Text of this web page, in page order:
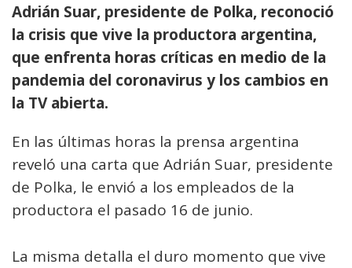
Adrián Suar, presidente de Polka, reconoció
la crisis que vive la productora argentina,
que enfrenta horas críticas en medio de la
pandemia del coronavirus y los cambios en
la TV abierta.
En las últimas horas la prensa argentina
reveló una carta que Adrián Suar, presidente
de Polka, le envió a los empleados de la
productora el pasado 16 de junio.
La misma detalla el duro momento que vive